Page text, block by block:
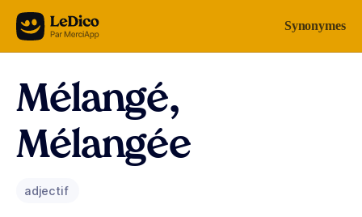
Aller au contenu Synonymes
Mélangé,
Mélangée
adjectif